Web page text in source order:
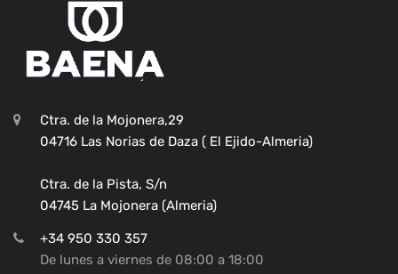
Ctra. de la Mojonera,29
04716 Las Norias de Daza ( El Ejido-Almeria)
Ctra. de la Pista, S/n
04745 La Mojonera (Almeria)
+34 950 330 357
De lunes a viernes de 08:00 a 18:00